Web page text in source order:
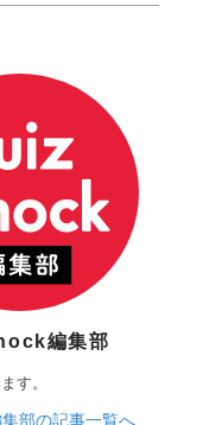
編集部
す。
部の記事一覧へ